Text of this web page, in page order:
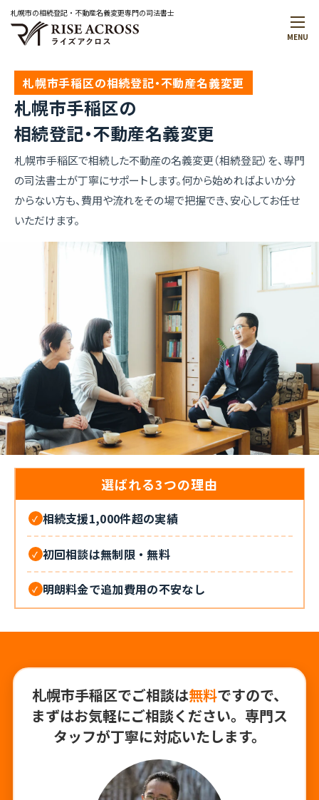
札幌市の相続登記・不動産名義変更専門の司法書士
MENU
札幌市手稲区の相続登記・不動産名義変更
札幌市手稲区の
相続登記・不動産名義変更
札幌市手稲区で相続した不動産の名義変更（相続登記）を、専門
の司法書士が丁寧にサポートします。何から始めればよいか分
からない方も、費用や流れをその場で把握でき、安心してお任せ
いただけます。
選ばれる3つの理由
✓ 相続支援1,000件超の実績
✓ 初回相談は無制限・無料
✓ 明朗料金で追加費用の不安なし
札幌市手稲区でご相談は無料ですので、
まずはお気軽にご相談ください。専門ス
タッフが丁寧に対応いたします。
トップページ
事務所案内
代表プロフィール
解決事例
お役立ち情報
お知らせ
無料相談予約・お問合せ
はじめての方へ
料金について
無料相談のご案内
サービスメニュー
サービス一覧
料金一覧
プライバシーポリシー
CONTACT
お問合せ・無料相談
ご質問やご相談がございましたら、お気軽にお問合せく
ださい。
当事務所の専門スタッフが丁寧に対応いたします。
011-522-6963
メールから相談する
24時間365日受付
LINEから相談する